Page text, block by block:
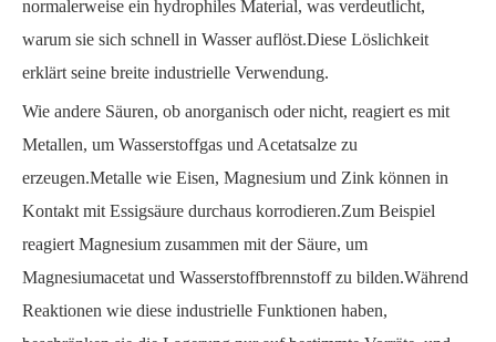
normalerweise ein hydrophiles Material, was verdeutlicht,
warum sie sich schnell in Wasser auflöst.Diese Löslichkeit
erklärt seine breite industrielle Verwendung.
Wie andere Säuren, ob anorganisch oder nicht, reagiert es mit
Metallen, um Wasserstoffgas und Acetatsalze zu
erzeugen.Metalle wie Eisen, Magnesium und Zink können in
Kontakt mit Essigsäure durchaus korrodieren.Zum Beispiel
reagiert Magnesium zusammen mit der Säure, um
Magnesiumacetat und Wasserstoffbrennstoff zu bilden.Während
Reaktionen wie diese industrielle Funktionen haben,